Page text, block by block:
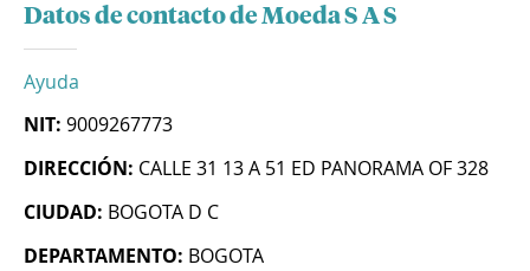
Datos de contacto de Moeda S A S
Ayuda
NIT: 9009267773
DIRECCIÓN: CALLE 31 13 A 51 ED PANORAMA OF 328
CIUDAD: BOGOTA D C
DEPARTAMENTO: BOGOTA